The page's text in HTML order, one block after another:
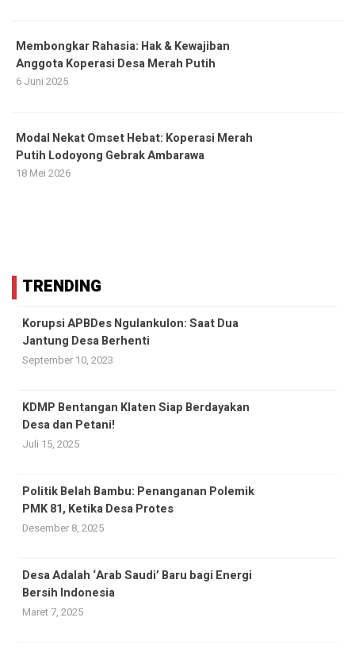
Membongkar Rahasia: Hak & Kewajiban
Anggota Koperasi Desa Merah Putih
6 Juni 2025
Modal Nekat Omset Hebat: Koperasi Merah
Putih Lodoyong Gebrak Ambarawa
18 Mei 2026
TRENDING
Korupsi APBDes Ngulankulon: Saat Dua
Jantung Desa Berhenti
September 10, 2023
KDMP Bentangan Klaten Siap Berdayakan
Desa dan Petani!
Juli 15, 2025
Politik Belah Bambu: Penanganan Polemik
PMK 81, Ketika Desa Protes
Desember 8, 2025
Desa Adalah ‘Arab Saudi’ Baru bagi Energi
Bersih Indonesia
Maret 7, 2025